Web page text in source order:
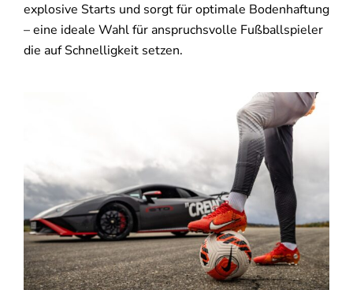
explosive Starts und sorgt für optimale Bodenhaftung
– eine ideale Wahl für anspruchsvolle Fußballspieler
die auf Schnelligkeit setzen.